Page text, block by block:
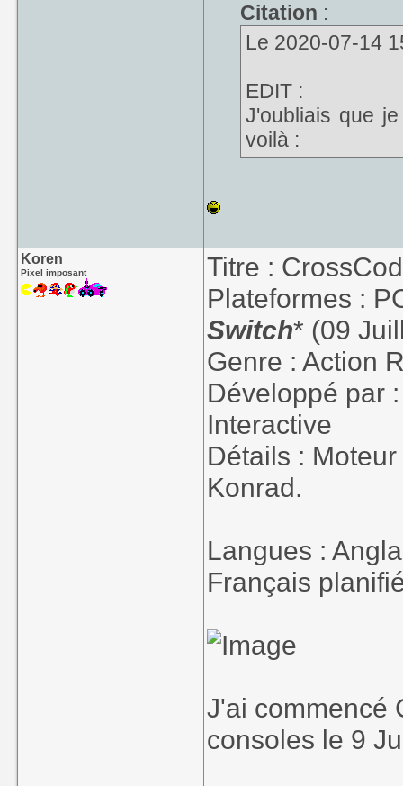
Citation :
Le 2020-07-14
EDIT :
J'oubliais que
voilà :
Koren
Pixel imposant
Titre :
Plateformes :
Switch* (09
Genre : Action
Développé par
Interactive
Détails :
Konrad.
Langues :
Français
J'ai commencé
consoles le 9